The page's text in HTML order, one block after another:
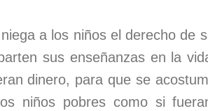
a los niños el derecho de
sus enseñanzas en la
dinero, para que se
niños pobres como si